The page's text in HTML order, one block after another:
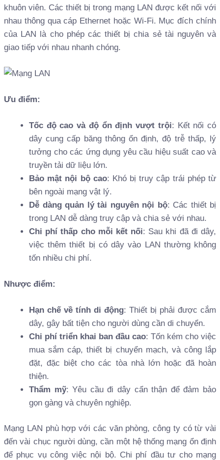
khuôn viên. Các thiết bị trong mạng LAN được kết nối với
nhau thông qua cáp Ethernet hoặc Wi-Fi. Mục đích chính
của LAN là cho phép các thiết bị chia sẻ tài nguyên và
giao tiếp với nhau nhanh chóng.
Ưu điểm:
Tốc độ cao và độ ổn định vượt trội: Kết nối có
dây cung cấp băng thông ổn định, độ trễ thấp, lý
tưởng cho các ứng dụng yêu cầu hiệu suất cao và
truyền tải dữ liệu lớn.
Bảo mật nội bộ cao: Khó bị truy cập trái phép từ
bên ngoài mạng vật lý.
Dễ dàng quản lý tài nguyên nội bộ: Các thiết bị
trong LAN dễ dàng truy cập và chia sẻ với nhau.
Chi phí thấp cho mỗi kết nối: Sau khi đã đi dây,
việc thêm thiết bị có dây vào LAN thường không
tốn nhiều chi phí.
Nhược điểm:
Hạn chế về tính di động: Thiết bị phải được cắm
dây, gây bất tiện cho người dùng cần di chuyển.
Chi phí triển khai ban đầu cao: Tốn kém cho việc
mua sắm cáp, thiết bị chuyển mạch, và công lắp
đặt, đặc biệt cho các tòa nhà lớn hoặc đã hoàn
thiện.
Thẩm mỹ: Yêu cầu đi dây cẩn thận để đảm bảo
gọn gàng và chuyên nghiệp.
Mạng LAN phù hợp với các văn phòng, công ty có từ vài
đến vài chục người dùng, cần một hệ thống mạng ổn định
để phục vụ công việc nội bộ. Chi phí đầu tư cho mạng